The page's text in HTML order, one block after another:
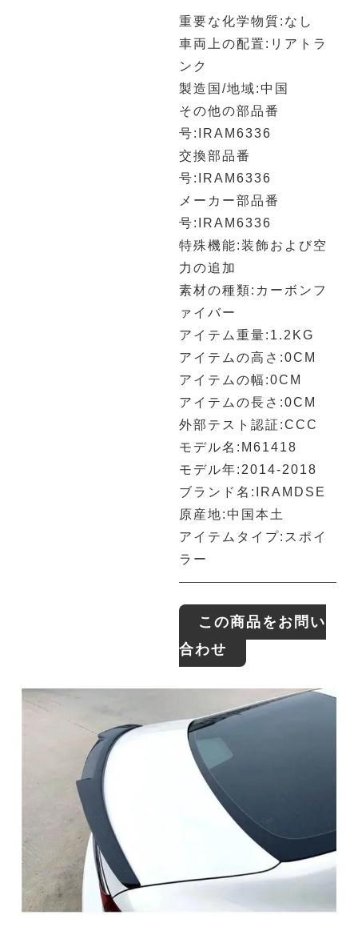
重要な化学物質:なし
車両上の配置:リアトラ
ンク
製造国/地域:中国
その他の部品番
号:IRAM6336
交換部品番
号:IRAM6336
メーカー部品番
号:IRAM6336
特殊機能:装飾および空
力の追加
素材の種類:カーボンフ
ァイバー
アイテム重量:1.2KG
アイテムの高さ:0CM
アイテムの幅:0CM
アイテムの長さ:0CM
外部テスト認証:CCC
モデル名:M61418
モデル年:2014-2018
ブランド名:IRAMDSE
原産地:中国本土
アイテムタイプ:スポイ
ラー
この商品をお問い
合わせ